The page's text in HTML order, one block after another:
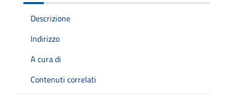
Descrizione
Indirizzo
A cura di
Contenuti correlati